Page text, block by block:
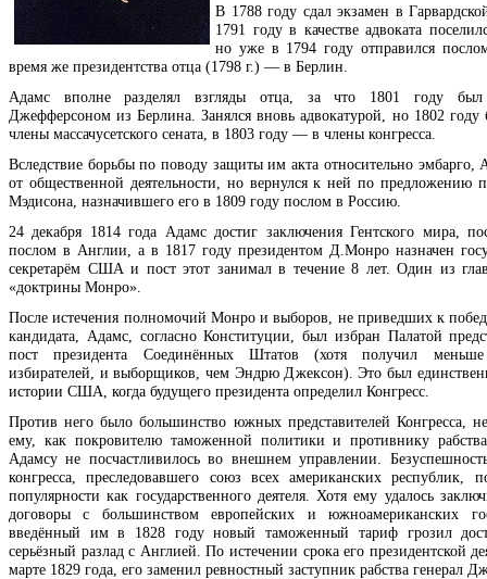
В 1788 году сдал экзамен в
1791 году в качестве адвоката
но уже в 1794 году отправился
время же президентства отца (1798 г.) — в Берлин.
Адамс вполне разделял взгляды отца, за что 1801 году
Джефферсоном из Берлина. Занялся вновь адвокатурой, но 1802 году
члены массачусетского сената, в 1803 году — в члены конгресса.
Вследствие борьбы по поводу защиты им акта относительно эмбарго,
от общественной деятельности, но вернулся к ней по предложению
Мэдисона, назначившего его в 1809 году послом в Россию.
24 декабря 1814 года Адамс достиг заключения Гентского мира,
послом в Англии, а в 1817 году президентом Д.Монро назначен
секретарём США и пост этот занимал в течение 8 лет. Один из
«доктрины Монро».
После истечения полномочий Монро и выборов, не приведших к
кандидата, Адамс, согласно Конституции, был избран Палатой
пост президента Соединённых Штатов (хотя получил
избирателей, и выборщиков, чем Эндрю Джексон). Это был
истории США, когда будущего президента определил Конгресс.
Против него было большинство южных представителей Конгресса,
ему, как покровителю таможенной политики и противнику
Адамсу не посчастливилось во внешнем управлении.
конгресса, преследовавшего союз всех американских республик,
популярности как государственного деятеля. Хотя ему удалось
договоры с большинством европейских и южноамериканских
введённый им в 1828 году новый таможенный тариф грозил
серьёзный разлад с Англией. По истечении срока его президентской
марте 1829 года, его заменил ревностный заступник рабства генерал